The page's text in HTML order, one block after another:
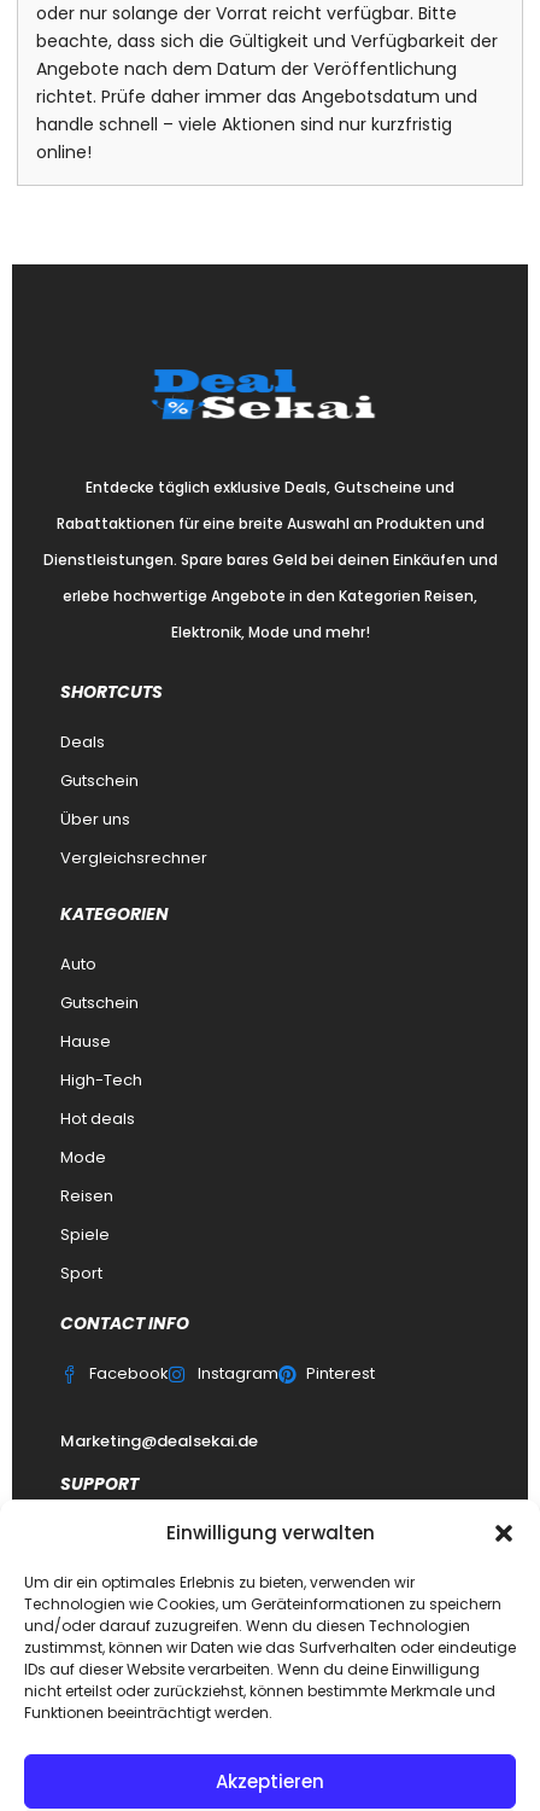
Einwilligung verwalten
Um dir ein optimales Erlebnis zu bieten, verwenden wir
Technologien wie Cookies, um Geräteinformationen zu speichern
und/oder darauf zuzugreifen. Wenn du diesen Technologien
zustimmst, können wir Daten wie das Surfverhalten oder eindeutige
IDs auf dieser Website verarbeiten. Wenn du deine Einwilligung
nicht erteilst oder zurückziehst, können bestimmte Merkmale und
Funktionen beeinträchtigt werden.
Akzeptieren
oder nur solange der Vorrat reicht verfügbar. Bitte
beachte, dass sich die Gültigkeit und Verfügbarkeit der
Angebote nach dem Datum der Veröffentlichung
richtet. Prüfe daher immer das Angebotsdatum und
handle schnell – viele Aktionen sind nur kurzfristig
online!
Entdecke täglich exklusive Deals, Gutscheine und
Rabattaktionen für eine breite Auswahl an Produkten und
Dienstleistungen. Spare bares Geld bei deinen Einkäufen und
erlebe hochwertige Angebote in den Kategorien Reisen,
Elektronik, Mode und mehr!
SHORTCUTS
Deals
Gutschein
Über uns
Vergleichsrechner
KATEGORIEN
Auto
Gutschein
Hause
High-Tech
Hot deals
Mode
Reisen
Spiele
Sport
CONTACT INFO
Facebook Instagram Pinterest
Marketing@dealsekai.de
SUPPORT
datenschutzerklärung
Impressum
Haftungsausschluss
FAQ Dealsekai